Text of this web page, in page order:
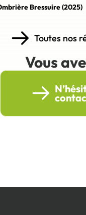
Bressuire (2025)
Toutes nos
Vous